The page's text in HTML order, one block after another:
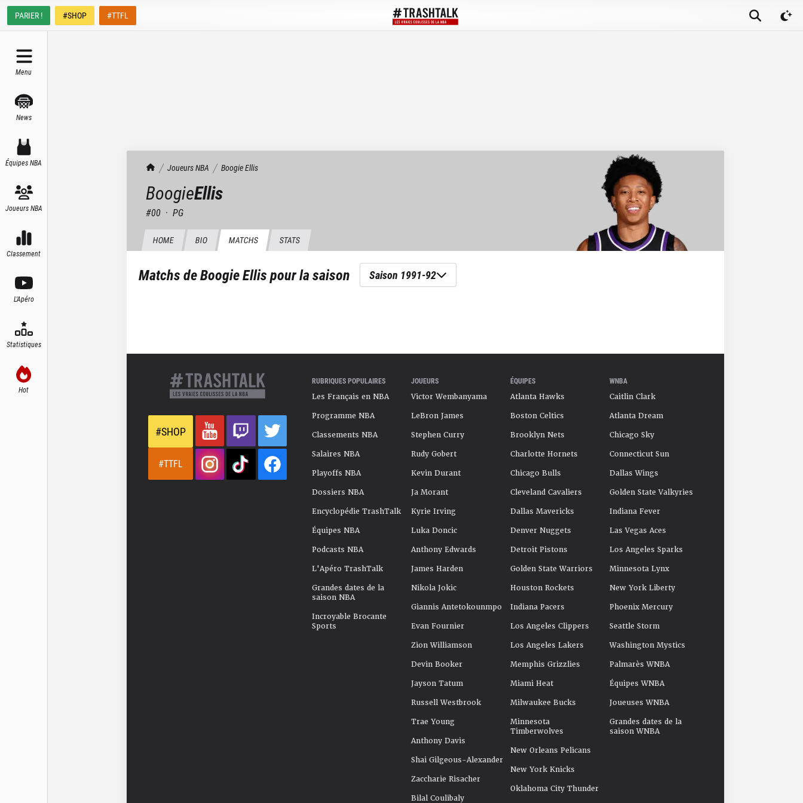
PARIER ! #SHOP #TTFL
Menu
News
Équipes NBA
Joueurs NBA
Classement
L'Apéro
Statistiques
Hot
TrashTalk Actu NBA
Joueurs NBA BoogieEllis
BoogieEllis
#00 · PG
HOME BIO MATCHS STATS
Matchs deBoogie Ellispour la saison Saison 1991-92
#SHOP
#TTFL
RUBRIQUES POPULAIRES
Les Français en NBA
Programme NBA
Classements NBA
Salaires NBA
Playoffs NBA
Dossiers NBA
Encyclopédie TrashTalk
Équipes NBA
Podcasts NBA
L'Apéro TrashTalk
Grandes dates de la
saison NBA
Incroyable Brocante
Sports
JOUEURS
Victor Wembanyama
LeBron James
Stephen Curry
Rudy Gobert
Kevin Durant
Ja Morant
Kyrie Irving
Luka Doncic
Anthony Edwards
James Harden
Nikola Jokic
Giannis Antetokounmpo
Evan Fournier
Zion Williamson
Devin Booker
Jayson Tatum
Russell Westbrook
Trae Young
Anthony Davis
Shai Gilgeous-Alexander
Zaccharie Risacher
Bilal Coulibaly
ÉQUIPES
Atlanta Hawks
Boston Celtics
Brooklyn Nets
Charlotte Hornets
Chicago Bulls
Cleveland Cavaliers
Dallas Mavericks
Denver Nuggets
Detroit Pistons
Golden State Warriors
Houston Rockets
Indiana Pacers
Los Angeles Clippers
Los Angeles Lakers
Memphis Grizzlies
Miami Heat
Milwaukee Bucks
Minnesota
Timberwolves
New Orleans Pelicans
New York Knicks
Oklahoma City Thunder
WNBA
Caitlin Clark
Atlanta Dream
Chicago Sky
Connecticut Sun
Dallas Wings
Golden State Valkyries
Indiana Fever
Las Vegas Aces
Los Angeles Sparks
Minnesota Lynx
New York Liberty
Phoenix Mercury
Seattle Storm
Washington Mystics
Palmarès WNBA
Équipes WNBA
Joueuses WNBA
Grandes dates de la
saison WNBA